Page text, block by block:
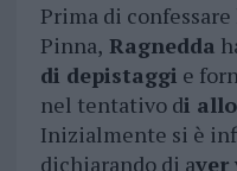
Prima di
Pinna, Ragnedda
di depistaggi e
nel tentativo di
Inizialmente si è
dichiarando di aver